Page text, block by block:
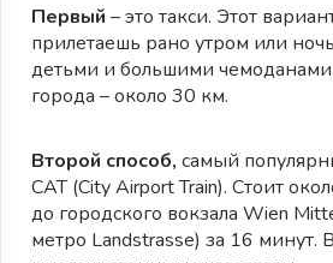
Первый – это такси. Этот
прилетаешь рано утром или
детьми и большими
города – около 30 км.
Второй способ, самый
CAT (City Airport Train). Стоит
до городского вокзала Wien
метро Landstrasse) за 16 минут.